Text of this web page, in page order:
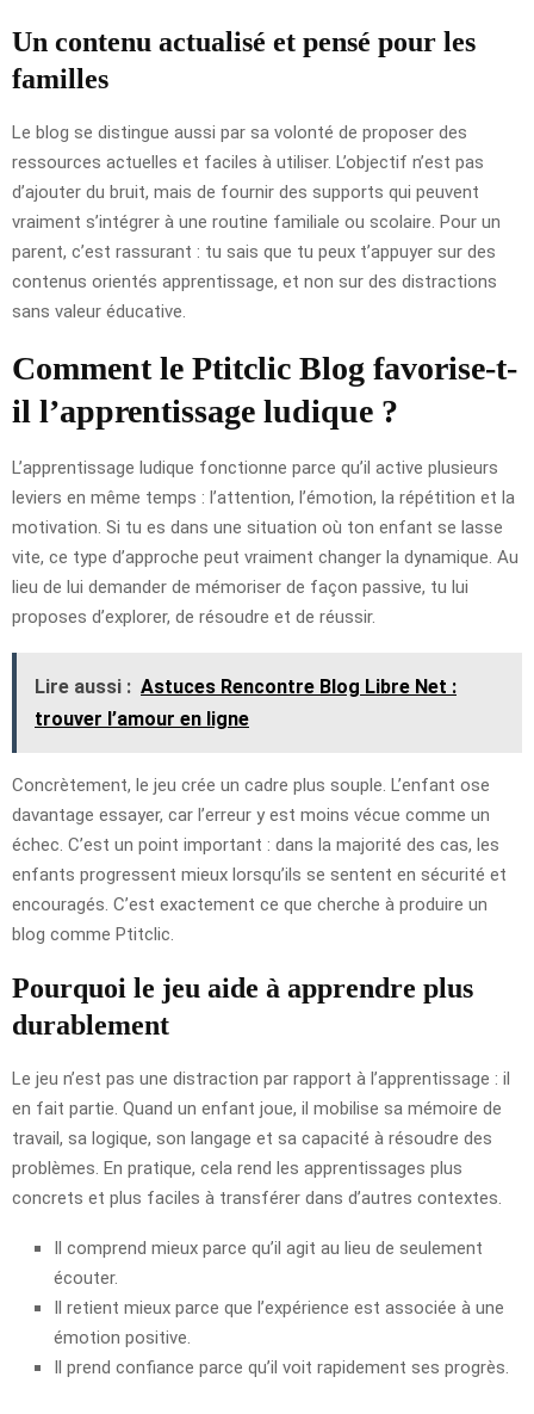
Un contenu actualisé et pensé pour les
familles
Le blog se distingue aussi par sa volonté de proposer des
ressources actuelles et faciles à utiliser. L’objectif n’est pas
d’ajouter du bruit, mais de fournir des supports qui peuvent
vraiment s’intégrer à une routine familiale ou scolaire. Pour un
parent, c’est rassurant : tu sais que tu peux t’appuyer sur des
contenus orientés apprentissage, et non sur des distractions
sans valeur éducative.
Comment le Ptitclic Blog favorise-t-
il l’apprentissage ludique ?
L’apprentissage ludique fonctionne parce qu’il active plusieurs
leviers en même temps : l’attention, l’émotion, la répétition et la
motivation. Si tu es dans une situation où ton enfant se lasse
vite, ce type d’approche peut vraiment changer la dynamique. Au
lieu de lui demander de mémoriser de façon passive, tu lui
proposes d’explorer, de résoudre et de réussir.
Lire aussi : Astuces Rencontre Blog Libre Net :
trouver l’amour en ligne
Concrètement, le jeu crée un cadre plus souple. L’enfant ose
davantage essayer, car l’erreur y est moins vécue comme un
échec. C’est un point important : dans la majorité des cas, les
enfants progressent mieux lorsqu’ils se sentent en sécurité et
encouragés. C’est exactement ce que cherche à produire un
blog comme Ptitclic.
Pourquoi le jeu aide à apprendre plus
durablement
Le jeu n’est pas une distraction par rapport à l’apprentissage : il
en fait partie. Quand un enfant joue, il mobilise sa mémoire de
travail, sa logique, son langage et sa capacité à résoudre des
problèmes. En pratique, cela rend les apprentissages plus
concrets et plus faciles à transférer dans d’autres contextes.
Il comprend mieux parce qu’il agit au lieu de seulement
écouter.
Il retient mieux parce que l’expérience est associée à une
émotion positive.
Il prend confiance parce qu’il voit rapidement ses progrès.